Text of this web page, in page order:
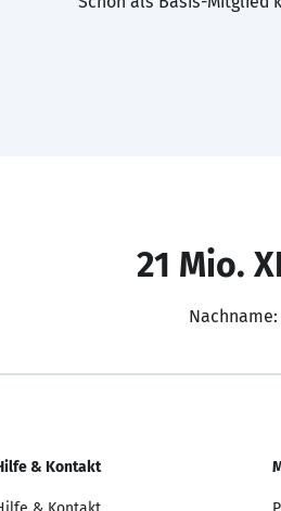
21 Mio.
Nachname:
& Kontakt